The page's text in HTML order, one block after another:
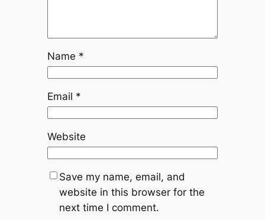
Name *
Email *
Website
Save my name, email, and
website in this browser for the
next time I comment.